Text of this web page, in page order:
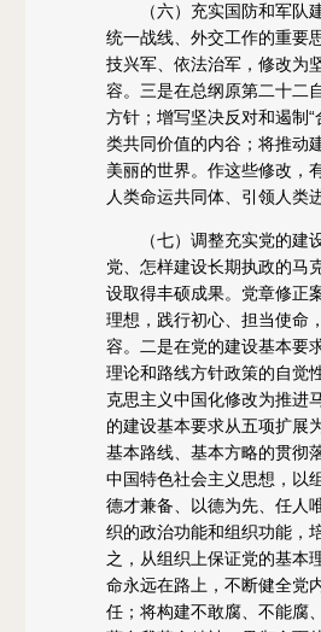
（六）充实国防和军队建
统一战线、外交工作的重要
技兴军、依法治军，修改为
容。三是在总纲原第二十二
方针；增写坚决反对和遏制
类共同价值的内谷；将推动
美丽的世界。作这些修改，
人类命运共同体、引领人类
（七）调整充实党的建设
党、怎样建设长期执政的马
设取得丰硕成果。党章修正
理想，践行初心、担当使命
容。二是在党的建设基本要
理论和路线方针政策的自觉
克思主义中国化修改为推进
的建设基本要求从五项扩展
基本路线、基本方略的贯彻
中国特色社会主义思想，以
德才兼备、以德为先、任人
织的政治功能和组织功能，
之，从组织上保证党的基本
命永远在路上，不断健全党
任；将构建不敢腐、不能腐